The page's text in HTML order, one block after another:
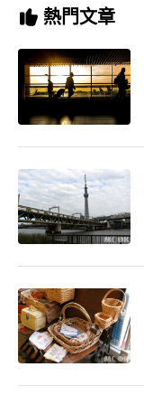
熱門文章